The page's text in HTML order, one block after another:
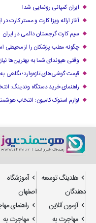
ایران کمپانی رونمایی شد!
آغاز ارائه ویزا کارت و مستر کارت در
سیم کارت گرجستان دائمی در ایران
چگونه مطب پزشکان را از محیطی
وقتی هیوندای شما به بهترین‌ها
قیمت گوشی‌های تازه‌وارد؛ نگاهی
راهنمای خرید دستگاه وندینگ:
لوازم استوک کامیون؛ انتخاب
هلدینگ توسعه
دهندگان
آموزشگاه
اصفهان
آزمون آنلاین
راهنمای
مهاجرت به
مهاجرت به